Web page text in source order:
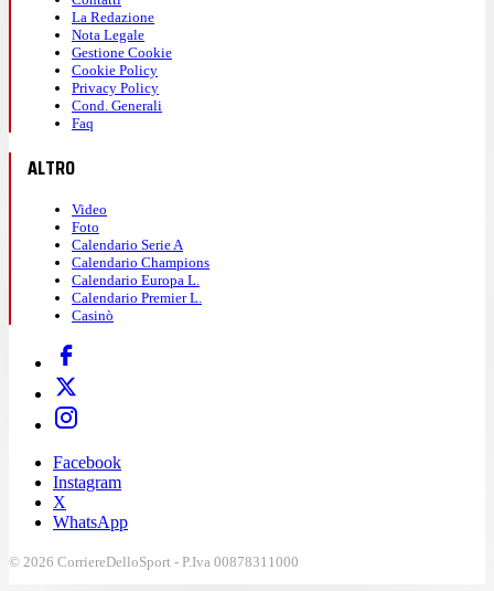
La Redazione
Nota Legale
Gestione Cookie
Cookie Policy
Privacy Policy
Cond. Generali
Faq
ALTRO
Video
Foto
Calendario Serie A
Calendario Champions
Calendario Europa L.
Calendario Premier L.
Casinò
Facebook
Instagram
X
WhatsApp
© 2026 CorriereDelloSport - P.Iva 00878311000